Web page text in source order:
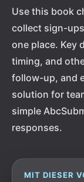
Use this book
collect sign-
one place. Key
timing, and
follow-up, and
solution for
simple
responses.
MIT DIESER